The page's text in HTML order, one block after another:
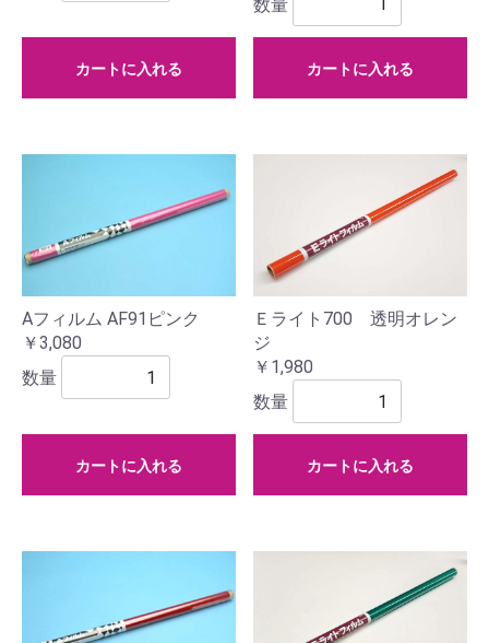
カートに入れる カートに入れる
Aフィルム AF91ピンク
￥3,080
数量
カートに入れる
Ｅライト700 透明オレン
ジ
￥1,980
数量
カートに入れる